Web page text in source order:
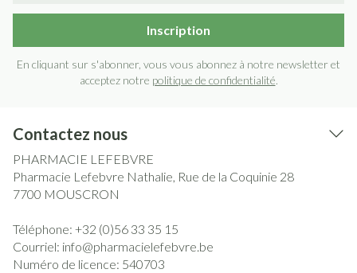
Inscription
En cliquant sur s'abonner, vous vous abonnez à notre newsletter et
acceptez notre politique de confidentialité.
Contactez nous
PHARMACIE LEFEBVRE
Pharmacie Lefebvre Nathalie, Rue de la Coquinie 28
7700 MOUSCRON
Téléphone: +32 (0)56 33 35 15
Courriel: info@pharmacielefebvre.be
Numéro de licence: 540703